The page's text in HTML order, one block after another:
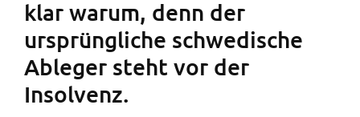
klar warum, denn der
ursprüngliche schwedische
Ableger steht vor der
Insolvenz.